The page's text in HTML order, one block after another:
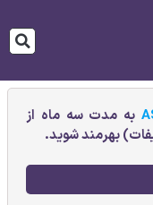
به مدت سه ماه از
بهرمند شوید.